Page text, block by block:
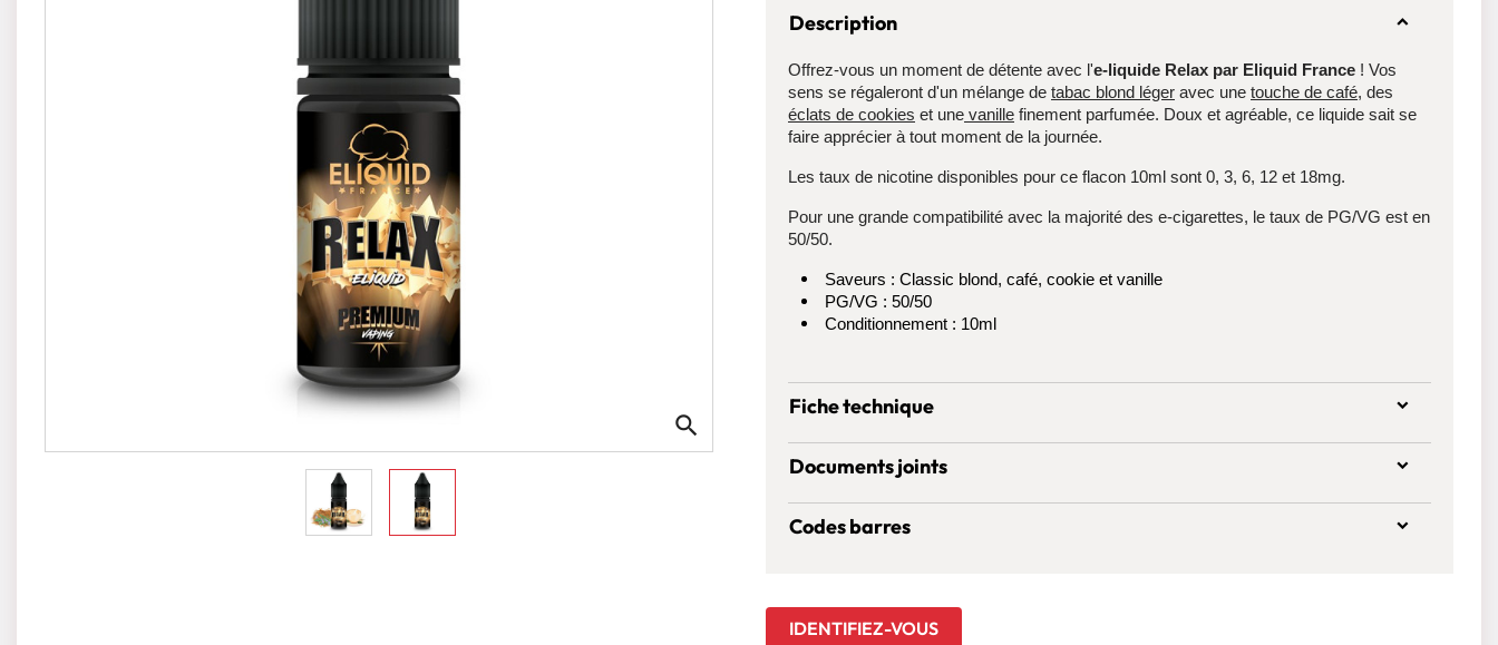
search
Description
Offrez-vous un moment de détente avec l'e-liquide Relax par Eliquid France ! Vos
sens se régaleront d'un mélange de tabac blond léger avec une touche de café, des
éclats de cookies et une vanille finement parfumée. Doux et agréable, ce liquide sait se
faire apprécier à tout moment de la journée.
Les taux de nicotine disponibles pour ce flacon 10ml sont 0, 3, 6, 12 et 18mg.
Pour une grande compatibilité avec la majorité des e-cigarettes, le taux de PG/VG est en
50/50.
Saveurs : Classic blond, café, cookie et vanille
PG/VG : 50/50
Conditionnement : 10ml
Fiche technique
Documents joints
Codes barres
IDENTIFIEZ-VOUS